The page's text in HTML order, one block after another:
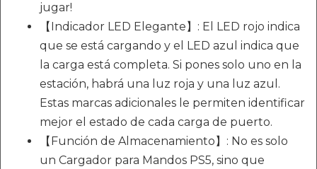
jugar!
【Indicador LED Elegante】: El LED rojo indica
que se está cargando y el LED azul indica que
la carga está completa. Si pones solo uno en la
estación, habrá una luz roja y una luz azul.
Estas marcas adicionales le permiten identificar
mejor el estado de cada carga de puerto.
【Función de Almacenamiento】: No es solo
un Cargador para Mandos PS5, sino que